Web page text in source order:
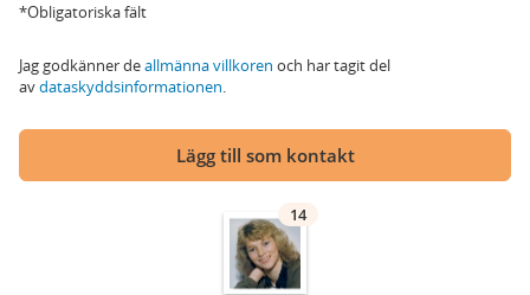
*Obligatoriska fält
Jag godkänner deallmänna villkoren och har tagit del
avdataskyddsinformationen.
Lägg till som kontakt
14